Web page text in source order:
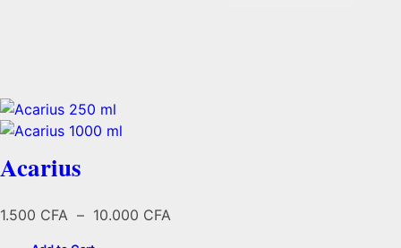
Acarius
1.500 CFA – 10.000 CFA